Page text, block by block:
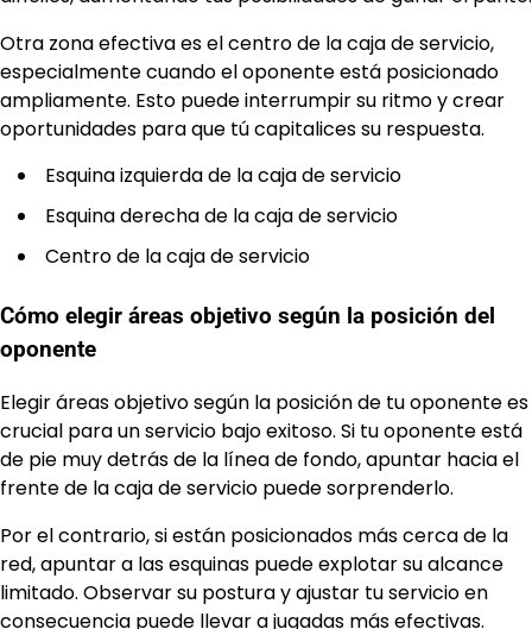
Otra zona efectiva es el centro de la caja de servicio,
especialmente cuando el oponente está posicionado
ampliamente. Esto puede interrumpir su ritmo y crear
oportunidades para que tú capitalices su respuesta.
Esquina izquierda de la caja de servicio
Esquina derecha de la caja de servicio
Centro de la caja de servicio
Cómo elegir áreas objetivo según la posición del
oponente
Elegir áreas objetivo según la posición de tu oponente es
crucial para un servicio bajo exitoso. Si tu oponente está
de pie muy detrás de la línea de fondo, apuntar hacia el
frente de la caja de servicio puede sorprenderlo.
Por el contrario, si están posicionados más cerca de la
red, apuntar a las esquinas puede explotar su alcance
limitado. Observar su postura y ajustar tu servicio en
consecuencia puede llevar a jugadas más efectivas.